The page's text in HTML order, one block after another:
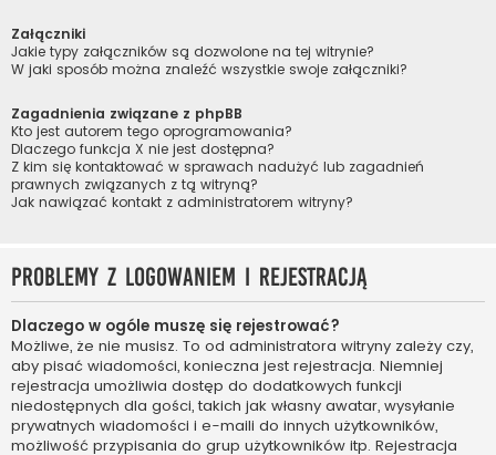
Załączniki
Jakie typy załączników są dozwolone na tej witrynie?
W jaki sposób można znaleźć wszystkie swoje załączniki?
Zagadnienia związane z phpBB
Kto jest autorem tego oprogramowania?
Dlaczego funkcja X nie jest dostępna?
Z kim się kontaktować w sprawach nadużyć lub zagadnień
prawnych związanych z tą witryną?
Jak nawiązać kontakt z administratorem witryny?
Problemy z logowaniem i rejestracją
Dlaczego w ogóle muszę się rejestrować?
Możliwe, że nie musisz. To od administratora witryny zależy czy,
aby pisać wiadomości, konieczna jest rejestracja. Niemniej
rejestracja umożliwia dostęp do dodatkowych funkcji
niedostępnych dla gości, takich jak własny awatar, wysyłanie
prywatnych wiadomości i e-maili do innych użytkowników,
możliwość przypisania do grup użytkowników itp. Rejestracja